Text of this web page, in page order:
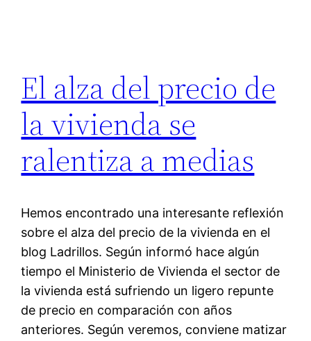
El alza del precio de
la vivienda se
ralentiza a medias
Hemos encontrado una interesante reflexión
sobre el alza del precio de la vivienda en el
blog Ladrillos. Según informó hace algún
tiempo el Ministerio de Vivienda el sector de
la vivienda está sufriendo un ligero repunte
de precio en comparación con años
anteriores. Según veremos, conviene matizar